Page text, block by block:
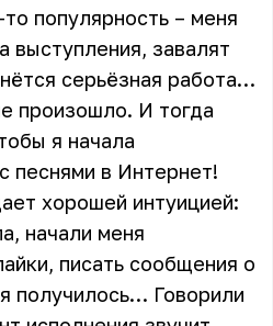
популярность – меня
выступления, завалят
серьёзная работа…
произошло. И тогда
я начала
песнями в Интернет!
хорошей интуицией:
начали меня
писать сообщения о
получилось… Говорили